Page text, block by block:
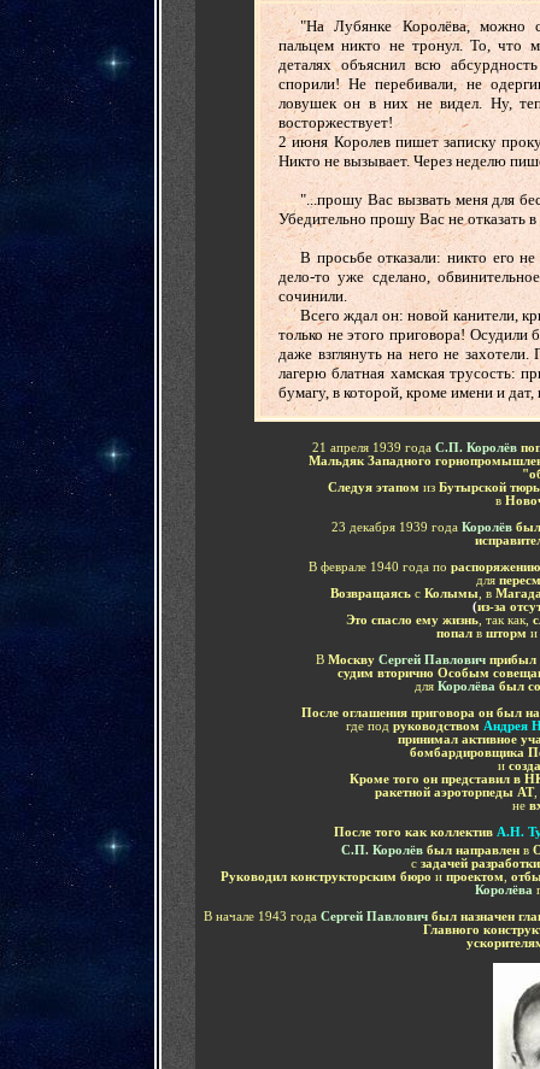
...... "На Лубянке Королёва, можно
пальцем никто не тронул. То, что
деталях объяснил всю
спорили! Не перебивали, не
ловушек он в них не видел. Ну,
восторжествует!
2 июня Королев пишет записку
Никто не вызывает. Через неделю
"...прошу Вас вызвать меня для
Убедительно прошу Вас не отказать
...... В просьбе отказали: никто его
дело-то уже сделано,
сочинили.
...... Всего ждал он: новой канители,
только не этого приговора! Осудили
даже взглянуть на него не
лагерю блатная хамская трусость:
бумагу, в которой, кроме имени и
21 апреля 1939 года С.П. Королёв
Мальдяк Западного
Следуя этапом из Бутырской
в
23 декабря 1939 года Королёвбыл
В феврале 1940 года по
для
Возвращаясь с Колымы, в
(из-за
Это спасло ему жизнь, так как,
попал в шторм и
ВМоскву Сергей Павлович прибыл
судим вторично Особым
для Королёва был
После оглашения приговора он был
где под руководством Андрея
принимал активное
бомбардировщика
и
Кроме того он представил в
ракетной аэроторпеды АТ,
не
После того как коллектив А.Н.
С.П. Королёв был направлен в
с задачей
Руководил конструкторским бюро и проектом
Королёва
В начале 1943 года Сергей Павлович был назначен
Главного